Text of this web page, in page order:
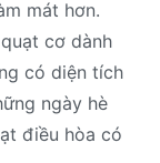
mát hơn.
cơ dành
có diện tích
ngày hè
điều hòa có